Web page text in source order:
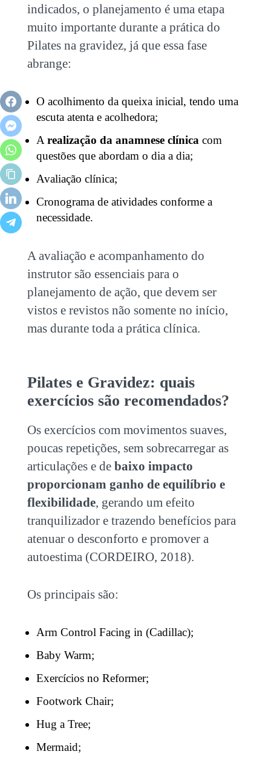
indicados, o planejamento é uma etapa
muito importante durante a prática do
Pilates na gravidez, já que essa fase
abrange:
O acolhimento da queixa inicial, tendo uma
escuta atenta e acolhedora;
A realização da anamnese clínica com
questões que abordam o dia a dia;
Avaliação clínica;
Cronograma de atividades conforme a
necessidade.
A avaliação e acompanhamento do
instrutor são essenciais para o
planejamento de ação, que devem ser
vistos e revistos não somente no início,
mas durante toda a prática clínica.
Pilates e Gravidez: quais
exercícios são recomendados?
Os exercícios com movimentos suaves,
poucas repetições, sem sobrecarregar as
articulações e de baixo impacto
proporcionam ganho de equilíbrio e
flexibilidade, gerando um efeito
tranquilizador e trazendo benefícios para
atenuar o desconforto e promover a
autoestima (CORDEIRO, 2018).
Os principais são:
Arm Control Facing in (Cadillac);
Baby Warm;
Exercícios no Reformer;
Footwork Chair;
Hug a Tree;
Mermaid;